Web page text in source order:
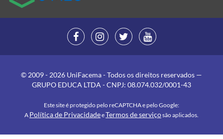
© 2009 - 2026 UniFacema - Todos os direitos reservados —
GRUPO EDUCA LTDA - CNPJ: 08.074.032/0001-43
Este site é protegido pelo reCAPTCHA e pelo Google:
A Política de PrivacidadeeTermos de serviçosão aplicados.